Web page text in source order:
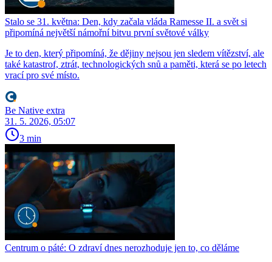
Stalo se 31. května: Den, kdy začala vláda Ramesse II. a svět si
připomíná největší námořní bitvu první světové války
Je to den, který připomíná, že dějiny nejsou jen sledem vítězství, ale
také katastrof, ztrát, technologických snů a paměti, která se po letech
vrací pro své místo.
Be Native extra
31. 5. 2026, 05:07
3 min
Centrum o páté: O zdraví dnes nerozhoduje jen to, co děláme